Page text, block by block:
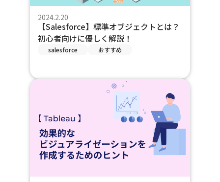
2024.2.20
【Salesforce】標準オブジェクトとは？
初心者向けに優しく解説！
salesforce おすすめ